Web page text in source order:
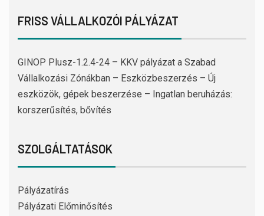
FRISS VÁLLALKOZÓI PÁLYÁZAT
GINOP Plusz-1.2.4-24 – KKV pályázat a Szabad
Vállalkozási Zónákban – Eszközbeszerzés – Új
eszközök, gépek beszerzése – Ingatlan beruházás:
korszerűsítés, bővítés
SZOLGÁLTATÁSOK
Pályázatírás
Pályázati Előminősítés